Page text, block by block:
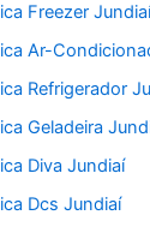
Freezer
Ar-
Refrigerador
Geladeira
Diva Jundiaí
Dcs Jundiaí